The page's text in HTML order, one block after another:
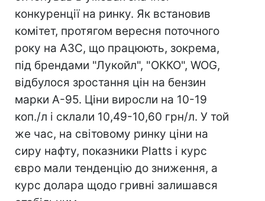
конкуренції на ринку. Як встановив
комітет, протягом вересня поточного
року на АЗС, що працюють, зокрема,
під брендами "Лукойл", "ОККО", WOG,
відбулося зростання цін на бензин
марки А-95. Ціни виросли на 10-19
коп./л і склали 10,49-10,60 грн/л. У той
же час, на світовому ринку ціни на
сиру нафту, показники Platts і курс
євро мали тенденцію до зниження, а
курс долара щодо гривні залишався